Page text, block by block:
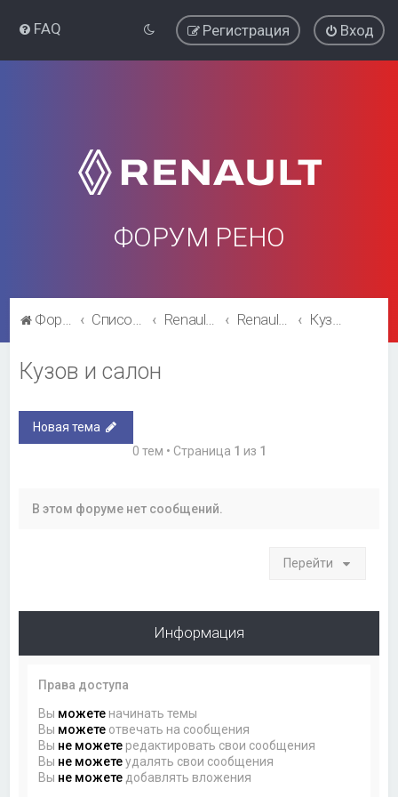
FAQ Вход
Регистрация
ФОРУМ РЕНО
Форум Рено Список форумов Renault Logan Renault Logan Кузов и салон
Кузов и салон
Новая тема
0 тем • Страница 1 из 1
В этом форуме нет сообщений.
Перейти
Информация
Права доступа
Вы можете начинать темы
Вы можете отвечать на сообщения
Вы не можете редактировать свои сообщения
Вы не можетеудалять свои сообщения
Вы не можете добавлять вложения